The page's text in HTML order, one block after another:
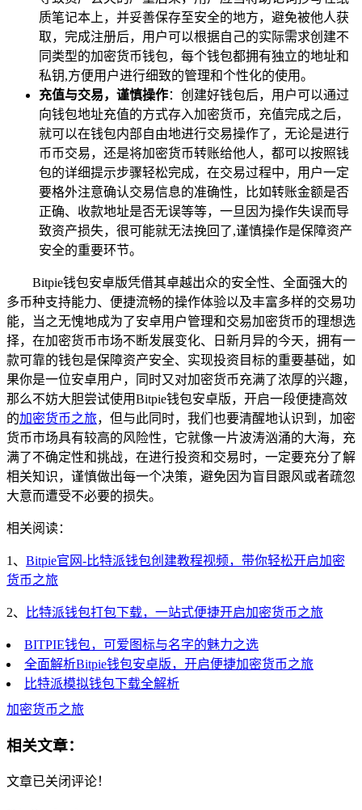
质笔记本上，并妥善保存至安全的地方，避免被他人获
取，完成注册后，用户可以根据自己的实际需求创建不
同类型的加密货币钱包，每个钱包都拥有独立的地址和
私钥,方便用户进行细致的管理和个性化的使用。
充值与交易，谨慎操作：创建好钱包后，用户可以通过
向钱包地址充值的方式存入加密货币，充值完成之后，
就可以在钱包内部自由地进行交易操作了，无论是进行
币币交易，还是将加密货币转账给他人，都可以按照钱
包的详细提示步骤轻松完成，在交易过程中，用户一定
要格外注意确认交易信息的准确性，比如转账金额是否
正确、收款地址是否无误等等，一旦因为操作失误而导
致资产损失，很可能就无法挽回了,谨慎操作是保障资产
安全的重要环节。
Bitpie钱包安卓版凭借其卓越出众的安全性、全面强大的
多币种支持能力、便捷流畅的操作体验以及丰富多样的交易功
能，当之无愧地成为了安卓用户管理和交易加密货币的理想选
择，在加密货币市场不断发展变化、日新月异的今天，拥有一
款可靠的钱包是保障资产安全、实现投资目标的重要基础，如
果你是一位安卓用户，同时又对加密货币充满了浓厚的兴趣，
那么不妨大胆尝试使用Bitpie钱包安卓版，开启一段便捷高效
的加密货币之旅，但与此同时，我们也要清醒地认识到，加密
货币市场具有较高的风险性，它就像一片波涛汹涌的大海，充
满了不确定性和挑战，在进行投资和交易时，一定要充分了解
相关知识，谨慎做出每一个决策，避免因为盲目跟风或者疏忽
大意而遭受不必要的损失。
相关阅读：
1、 Bitpie官网-比特派钱包创建教程视频，带你轻松开启加密
货币之旅
2、 比特派钱包打包下载，一站式便捷开启加密货币之旅
BITPIE钱包，可爱图标与名字的魅力之选
全面解析Bitpie钱包安卓版，开启便捷加密货币之旅
比特派模拟钱包下载全解析
加密货币之旅
相关文章：
文章已关闭评论！